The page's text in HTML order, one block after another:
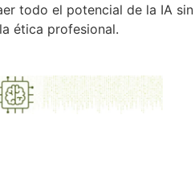
todo el potencial de la IA sin
ética profesional.